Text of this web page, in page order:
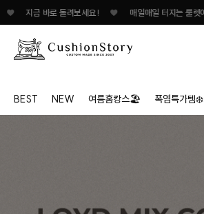
로 돌려보세요! ♥ 매일매일 터지는 룰렛이벤트 ♥
BEST NEW 여름홈캉스🏖 폭염특가템❄️